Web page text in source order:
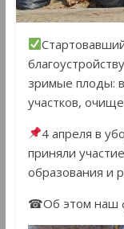
зримые плоды:
участков,
4 апреля в
приняли
образования и
☎Об этом наш